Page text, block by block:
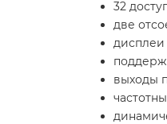
32
две
дисплеи
выходы